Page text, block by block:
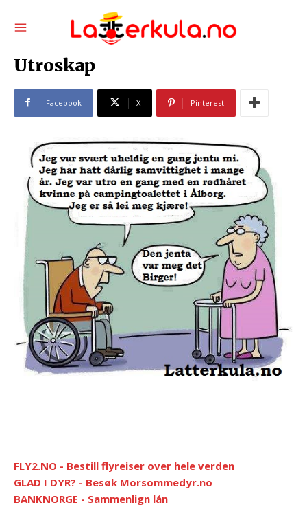
Utroskap
Facebook X Pinterest
FLY2.NO - Bestill flyreiser over hele verden
GLAD I DYR? - Besøk Morsommedyr.no
BANKNORGE - Sammenlign lån